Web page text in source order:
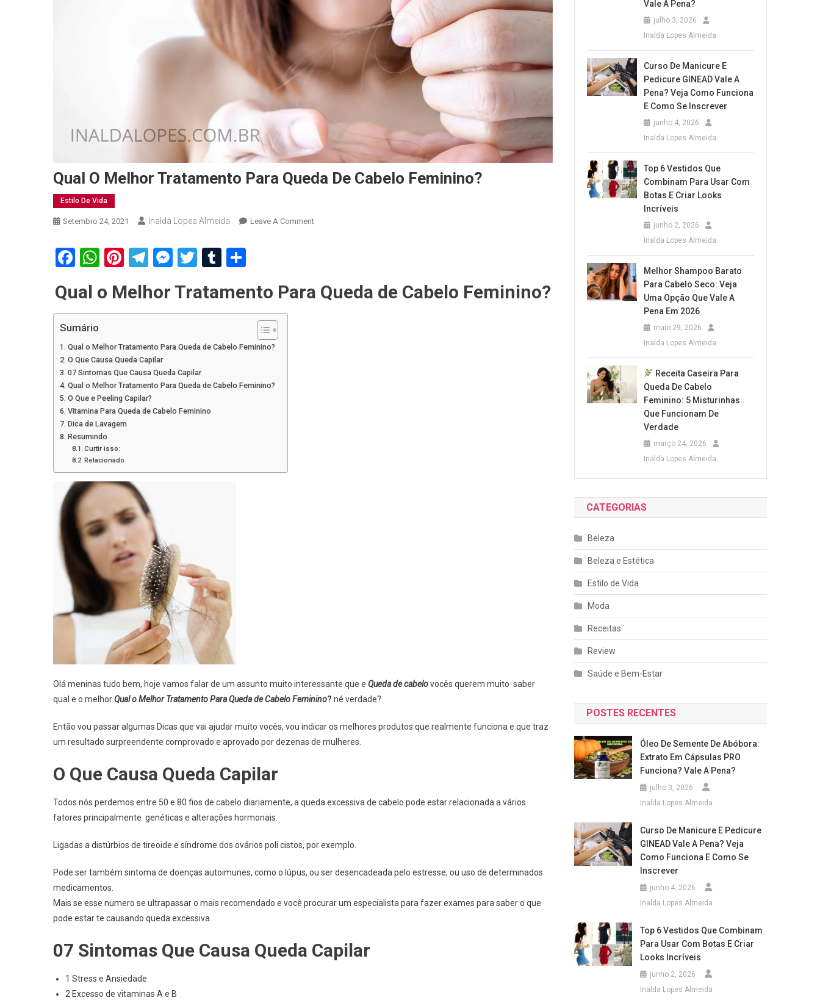
Qual O Melhor Tratamento Para Queda De Cabelo Feminino?
Estilo De Vida
Setembro 24, 2021 Inalda Lopes Almeida Leave A CommentOn
Para
Facebook
WhatsApp
Pinterest
Telegram
Messenger
TwitterTumblr
Qual o Melhor Tratamento Para Queda de Cabelo Feminino?
Sumário
Qual o Melhor Tratamento Para Queda de Cabelo Feminino?
O Que Causa Queda Capilar
07 Sintomas Que Causa Queda Capilar
Qual o Melhor Tratamento Para Queda de Cabelo Feminino?
O Que e Peeling Capilar?
Vitamina Para Queda de Cabelo Feminino
Dica de Lavagem
Resumindo
Curtir isso:
Relacionado
Olá meninas tudo bem, hoje vamos falar de um assunto muito interessante que e Queda de cabelovocês querem muito saber
qual e o melhorQual o Melhor Tratamento Para Queda de Cabelo Feminino? né verdade?
Então vou passar algumas Dicas que vai ajudar muito vocês, vou indicar os melhores produtos que realmente funciona e que traz
um resultado surpreendente comprovado e aprovado por dezenas de mulheres.
O Que Causa Queda Capilar
Todos nós perdemos entre 50 e 80 fios de cabelo diariamente, a queda excessiva de cabelo pode estar relacionada a vários
fatores principalmente genéticas e alterações hormonais.
Ligadas a distúrbios de tireoide e síndrome dos ovários poli cistos, por exemplo.
Pode ser também sintoma de doenças autoimunes, como o lúpus, ou ser desencadeada pelo estresse, ou uso de determinados
medicamentos.
Mais se esse numero se ultrapassar o mais recomendado e você procurar um especialista para fazer exames para saber o que
pode estar te causando queda excessiva.
07 Sintomas Que Causa Queda Capilar
1 Stress e Ansiedade
2 Excesso de vitaminas A e B
Vale A Pena?
julho 3, 2026
Inalda Lopes Almeida
Curso De Manicure E
Pedicure GINEAD Vale A
Pena? Veja Como Funciona
E Como Se Inscrever
junho 4, 2026
Inalda Lopes Almeida
Top 6 Vestidos Que
Combinam Para Usar Com
Botas E Criar Looks
Incríveis
junho 2, 2026
Inalda Lopes Almeida
Melhor Shampoo Barato
Para Cabelo Seco: Veja
Uma Opção Que Vale A
Pena Em 2026
maio 29, 2026
Inalda Lopes Almeida
Receita Caseira Para
Queda De Cabelo
Feminino: 5 Misturinhas
Que Funcionam De
Verdade
março 24, 2026
Inalda Lopes Almeida
CATEGORIAS
Beleza
Beleza e Estética
Estilo de Vida
Moda
Receitas
Review
Saúde e Bem-Estar
POSTES RECENTES
Óleo De Semente De Abóbora:
Extrato Em Cápsulas PRO
Funciona? Vale A Pena?
julho 3, 2026
Inalda Lopes Almeida
Curso De Manicure E Pedicure
GINEAD Vale A Pena? Veja
Como Funciona E Como Se
Inscrever
junho 4, 2026
Inalda Lopes Almeida
Top 6 Vestidos Que Combinam
Para Usar Com Botas E Criar
Looks Incríveis
junho 2, 2026
Inalda Lopes Almeida